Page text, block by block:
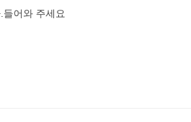
어와 주세요